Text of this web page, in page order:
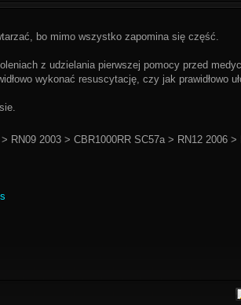
bo mimo wszystko zapomina się część.
z udzielania pierwszej pomocy przed
wykonać resuscytację, czy jak prawidłowo
RN09 2003 > CBR1000RR SC57a > RN12 2006 >